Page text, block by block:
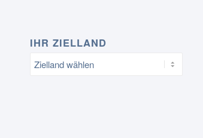
IHR ZIELLAND